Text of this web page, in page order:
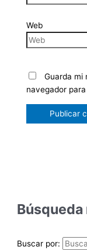
Web
Guarda mi
navegador
Buscar por: